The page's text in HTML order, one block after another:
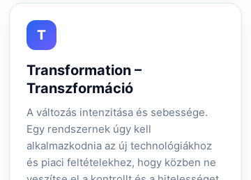
T
Transformation –
Transzformáció
A változás intenzitása és sebessége.
Egy rendszernek úgy kell
alkalmazkodnia az új technológiákhoz
és piaci feltételekhez, hogy közben ne